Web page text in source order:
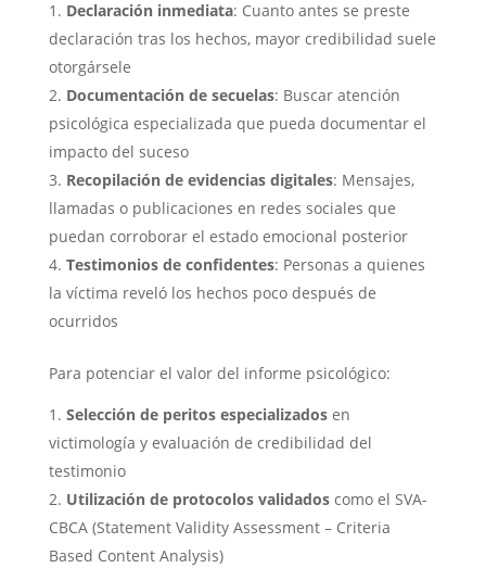
Declaración inmediata: Cuanto antes se preste
declaración tras los hechos, mayor credibilidad suele
otorgársele
Documentación de secuelas: Buscar atención
psicológica especializada que pueda documentar el
impacto del suceso
Recopilación de evidencias digitales: Mensajes,
llamadas o publicaciones en redes sociales que
puedan corroborar el estado emocional posterior
Testimonios de confidentes: Personas a quienes
la víctima reveló los hechos poco después de
ocurridos
Para potenciar el valor del informe psicológico:
Selección de peritos especializadosen
victimología y evaluación de credibilidad del
testimonio
Utilización de protocolos validadoscomo el SVA-
CBCA (Statement Validity Assessment – Criteria
Based Content Analysis)